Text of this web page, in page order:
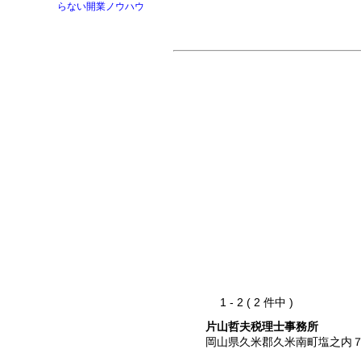
1 - 2 ( 2 件中 )
片山哲夫税理士事務所
岡山県久米郡久米南町塩之内